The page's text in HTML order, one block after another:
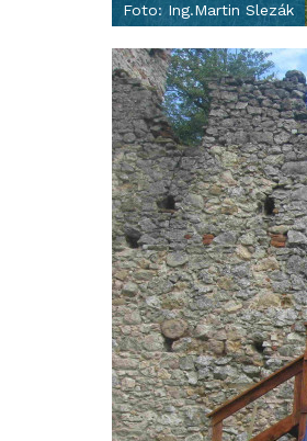
Foto: Ing.Martin Slezák